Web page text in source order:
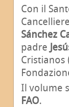
Con il
Sánchez
padre
Cristianos
Il volume
FAO.